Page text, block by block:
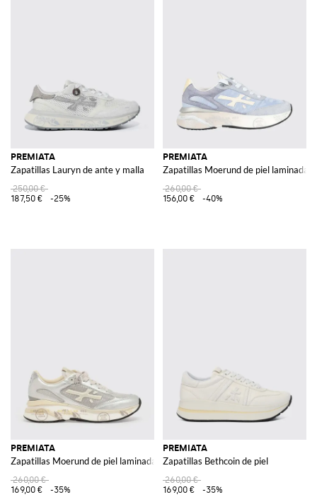
PREMIATA
Zapatillas Lauryn de ante y malla
250,00 €
187,50 €
-25%
PREMIATA
Zapatillas Moerund de piel laminada
260,00 €
156,00 €
-40%
PREMIATA
Zapatillas Moerund de piel laminada y malla
260,00 €
169,00 €
-35%
PREMIATA
Zapatillas Bethcoin de piel
260,00 €
169,00 €
-35%